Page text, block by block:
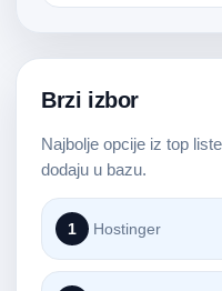
Brzi izbor
Najbolje opcije iz top
dodaju u bazu.
1 Hostinger